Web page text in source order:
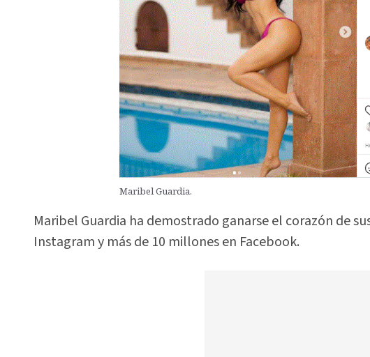
Maribel Guardia.
Maribel Guardia ha demostrado ganarse el corazón de
Instagram y más de 10 millones en Facebook.